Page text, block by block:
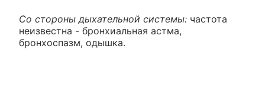
Со стороны дыхательной системы: частота
неизвестна - бронхиальная астма,
бронхоспазм, одышка.